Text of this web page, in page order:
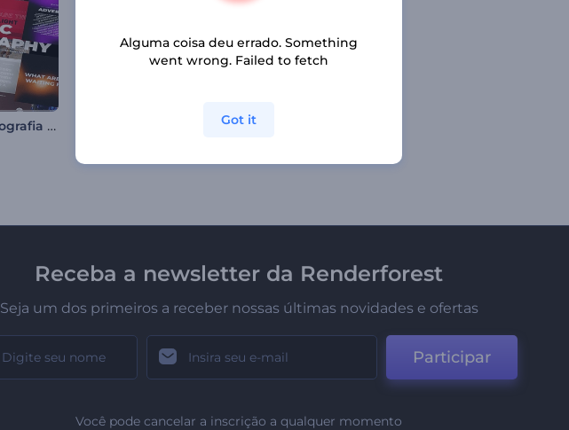
Pacote de Tipografia Dinâmica Introdução Urbana Dinâmica
Receba a newsletter da Renderforest
Seja um dos primeiros a receber nossas últimas novidades e ofertas
Participar
Você pode cancelar a inscrição a qualquer momento
Alguma coisa deu errado. Something
went wrong. Failed to fetch
Got it